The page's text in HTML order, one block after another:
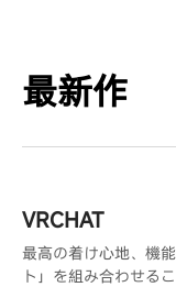
最新作
VRCHAT
最高の着け心地、機
ト」を組み合わせる